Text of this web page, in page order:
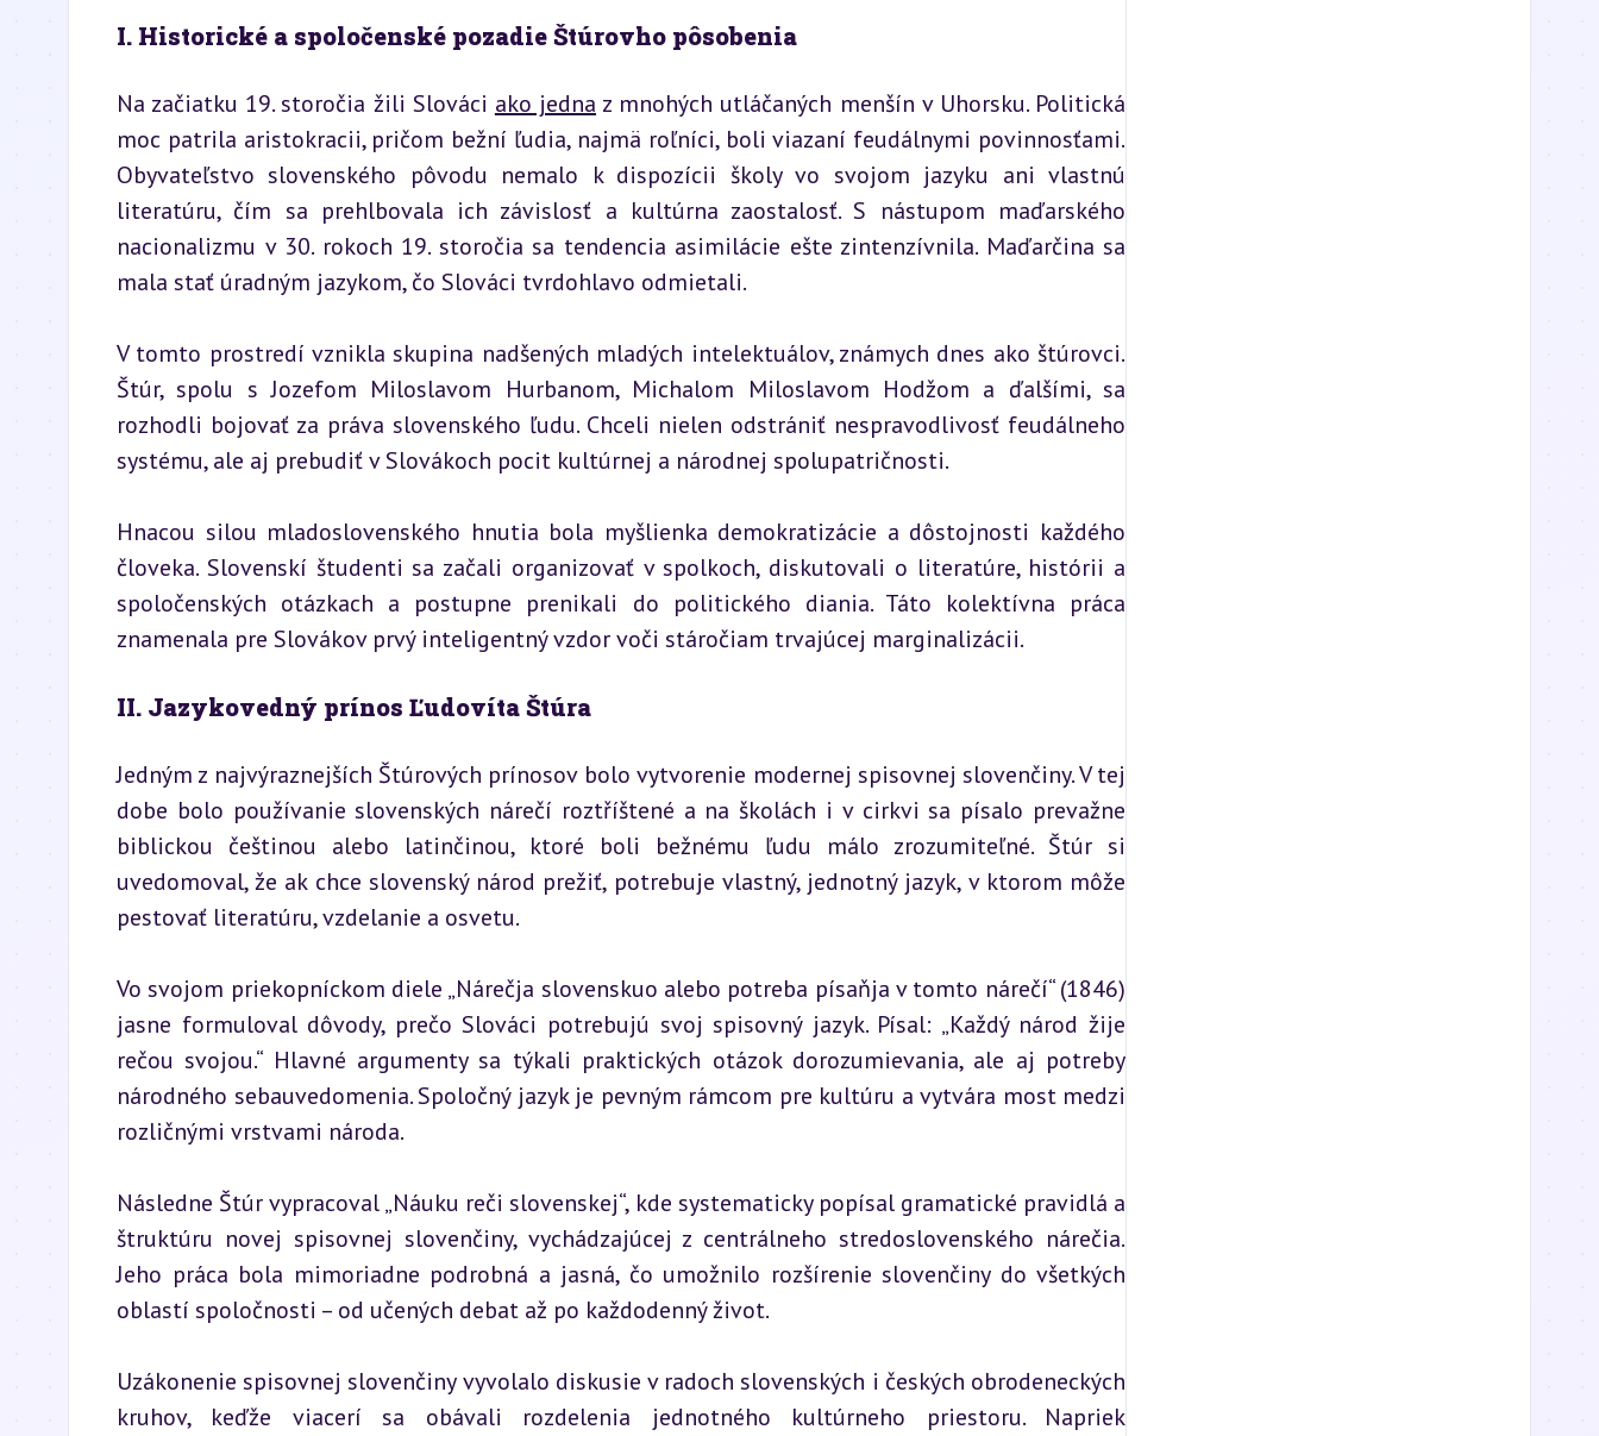
I. Historické a spoločenské pozadie Štúrovho pôsobenia
Na začiatku 19. storočia žili Slováci ako jedna z mnohých utláčaných menšín v Uhorsku. Politická
moc patrila aristokracii, pričom bežní ľudia, najmä roľníci, boli viazaní feudálnymi povinnosťami.
Obyvateľstvo slovenského pôvodu nemalo k dispozícii školy vo svojom jazyku ani vlastnú
literatúru, čím sa prehlbovala ich závislosť a kultúrna zaostalosť. S nástupom maďarského
nacionalizmu v 30. rokoch 19. storočia sa tendencia asimilácie ešte zintenzívnila. Maďarčina sa
mala stať úradným jazykom, čo Slováci tvrdohlavo odmietali.
V tomto prostredí vznikla skupina nadšených mladých intelektuálov, známych dnes ako štúrovci.
Štúr, spolu s Jozefom Miloslavom Hurbanom, Michalom Miloslavom Hodžom a ďalšími, sa
rozhodli bojovať za práva slovenského ľudu. Chceli nielen odstrániť nespravodlivosť feudálneho
systému, ale aj prebudiť v Slovákoch pocit kultúrnej a národnej spolupatričnosti.
Hnacou silou mladoslovenského hnutia bola myšlienka demokratizácie a dôstojnosti každého
človeka. Slovenskí študenti sa začali organizovať v spolkoch, diskutovali o literatúre, histórii a
spoločenských otázkach a postupne prenikali do politického diania. Táto kolektívna práca
znamenala pre Slovákov prvý inteligentný vzdor voči stáročiam trvajúcej marginalizácii.
II. Jazykovedný prínos Ľudovíta Štúra
Jedným z najvýraznejších Štúrových prínosov bolo vytvorenie modernej spisovnej slovenčiny. V tej
dobe bolo používanie slovenských nárečí roztříštené a na školách i v cirkvi sa písalo prevažne
biblickou češtinou alebo latinčinou, ktoré boli bežnému ľudu málo zrozumiteľné. Štúr si
uvedomoval, že ak chce slovenský národ prežiť, potrebuje vlastný, jednotný jazyk, v ktorom môže
pestovať literatúru, vzdelanie a osvetu.
Vo svojom priekopníckom diele „Nárečja slovenskuo alebo potreba písaňja v tomto nárečí“ (1846)
jasne formuloval dôvody, prečo Slováci potrebujú svoj spisovný jazyk. Písal: „Každý národ žije
rečou svojou.“ Hlavné argumenty sa týkali praktických otázok dorozumievania, ale aj potreby
národného sebauvedomenia. Spoločný jazyk je pevným rámcom pre kultúru a vytvára most medzi
rozličnými vrstvami národa.
Následne Štúr vypracoval „Náuku reči slovenskej“, kde systematicky popísal gramatické pravidlá a
štruktúru novej spisovnej slovenčiny, vychádzajúcej z centrálneho stredoslovenského nárečia.
Jeho práca bola mimoriadne podrobná a jasná, čo umožnilo rozšírenie slovenčiny do všetkých
oblastí spoločnosti – od učených debat až po každodenný život.
Uzákonenie spisovnej slovenčiny vyvolalo diskusie v radoch slovenských i českých obrodeneckých
kruhov, keďže viacerí sa obávali rozdelenia jednotného kultúrneho priestoru. Napriek